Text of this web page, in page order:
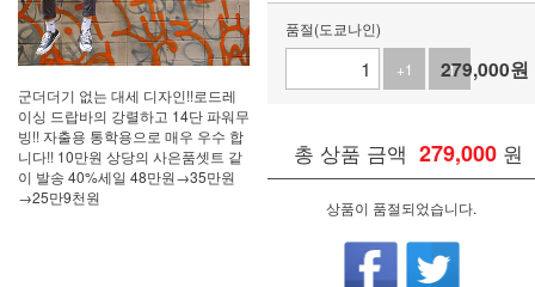
군더더기 없는 대세 디자인!!로드레
이싱 드랍바의 강렬하고 14단 파워무
빙!! 자출용 통학용으로 매우 우수 합
니다!! 10만원 상당의 사은품셋트 같
이 발송 40%세일 48만원→35만원
→25만9천원
품절(도쿄나인)
+1
-1
279,000원
총 상품 금액 279,000 원
상품이 품절되었습니다.